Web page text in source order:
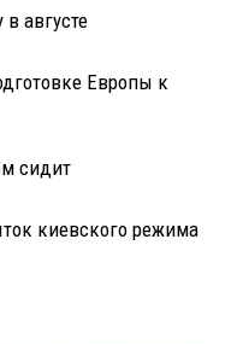
августе
Европы к
сидит
киевского режима